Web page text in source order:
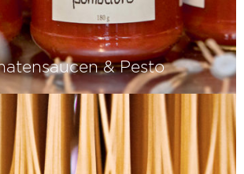
& Pesto
eines guten Sugo?
und eine lange Kochzeit
viel Geschmack basiert
auf viel Geduld.